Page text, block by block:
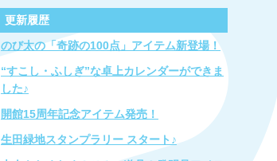
更新履歴
のび太の「奇跡の100点」アイテム新登場！
“すこし・ふしぎ”な卓上カレンダーができま
した♪
開館15周年記念アイテム発売！
生田緑地スタンプラリー スタート♪